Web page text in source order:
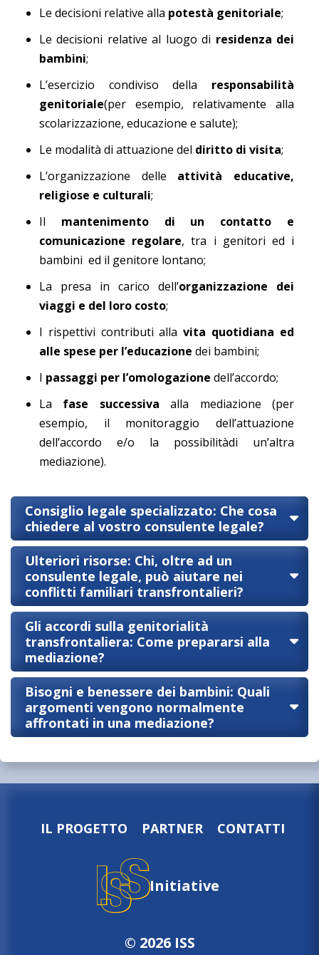
Le decisioni relative alla potestà genitoriale;
Le decisioni relative al luogo di residenza dei
bambini;
L’esercizio condiviso della responsabilità
genitoriale(per esempio, relativamente alla
scolarizzazione, educazione e salute);
Le modalità di attuazione del diritto di visita;
L’organizzazione delle attività educative,
religiose e culturali;
Il mantenimento di un contatto e
comunicazione regolare, tra i genitori ed i
bambini ed il genitore lontano;
La presa in carico dell’organizzazione dei
viaggi e del loro costo;
I rispettivi contributi allavita quotidiana ed
alle spese per l’educazione dei bambini;
I passaggi per l’omologazione dell’accordo;
La fase successiva alla mediazione (per
esempio, il monitoraggio dell’attuazione
dell’accordo e/o la possibilitàdi un’altra
mediazione).
Consiglio legale specializzato: Che cosa
chiedere al vostro consulente legale?
Ulteriori risorse: Chi, oltre ad un
consulente legale, può aiutare nei
conflitti familiari transfrontalieri?
Gli accordi sulla genitorialità
transfrontaliera: Come prepararsi alla
mediazione?
Bisogni e benessere dei bambini: Quali
argomenti vengono normalmente
affrontati in una mediazione?
IL PROGETTO PARTNER CONTATTI
Initiative
© 2026 ISS